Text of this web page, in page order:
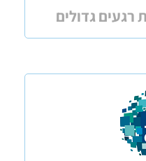
רגעים גדולים